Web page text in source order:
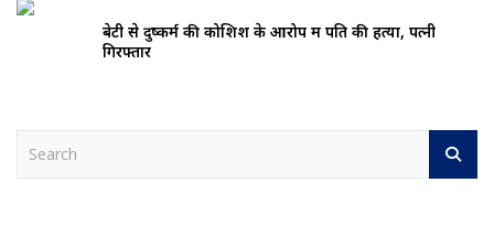
बेटी से दुष्कर्म की कोशिश के आरोप में पति की हत्या, पत्नी
गिरफ्तार